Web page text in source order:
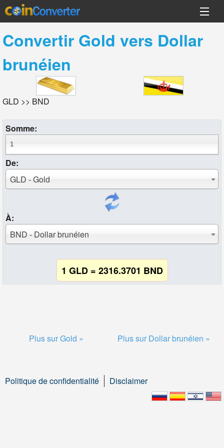
Convertir Gold vers Dollar
brunéien
GLD >> BND
Somme:
De:
GLD - Gold
À:
BND - Dollar brunéien
1 GLD = 2316.3701 BND
Plus sur Gold » Plus sur Dollar brunéien »
Politique de confidentialité Disclaimer